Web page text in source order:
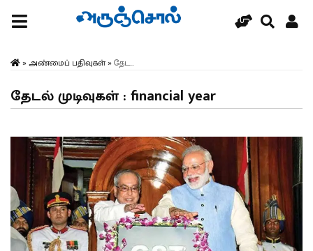
» அண்மைப் பதிவுகள்» தேட...
தேடல் முடிவுகள் : financial year